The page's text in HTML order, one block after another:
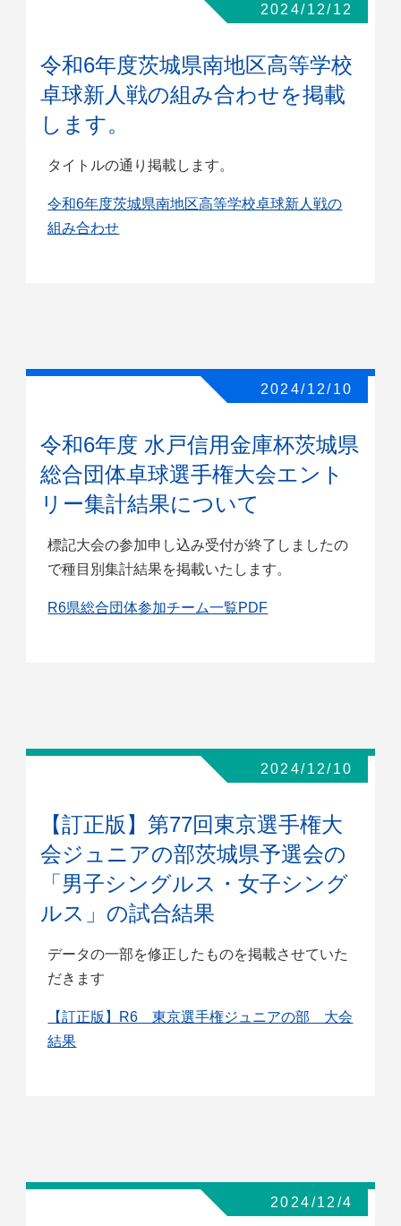
令和6年度茨城県南地区高等学校
卓球新人戦の組み合わせを掲載
します。
2024/12/12
タイトルの通り掲載します。
令和6年度茨城県南地区高等学校卓球新人戦の
組み合わせ
令和6年度 水戸信用金庫杯茨城県
総合団体卓球選手権大会エント
リー集計結果について
2024/12/10
標記大会の参加申し込み受付が終了しましたの
で種目別集計結果を掲載いたします。
R6県総合団体参加チーム一覧PDF
【訂正版】第77回東京選手権大
会ジュニアの部茨城県予選会の
「男子シングルス・女子シング
ルス」の試合結果
2024/12/10
データの一部を修正したものを掲載させていた
だきます
【訂正版】R6 東京選手権ジュニアの部 大会
結果
2024/12/4